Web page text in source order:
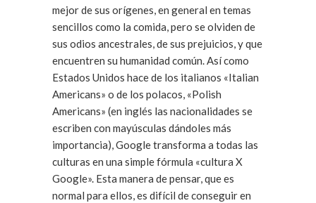
mejor de sus orígenes, en general en temas
sencillos como la comida, pero se olviden de
sus odios ancestrales, de sus prejuicios, y que
encuentren su humanidad común. Así como
Estados Unidos hace de los italianos «Italian
Americans» o de los polacos, «Polish
Americans» (en inglés las nacionalidades se
escriben con mayúsculas dándoles más
importancia), Google transforma a todas las
culturas en una simple fórmula «cultura X
Google». Esta manera de pensar, que es
normal para ellos, es difícil de conseguir en